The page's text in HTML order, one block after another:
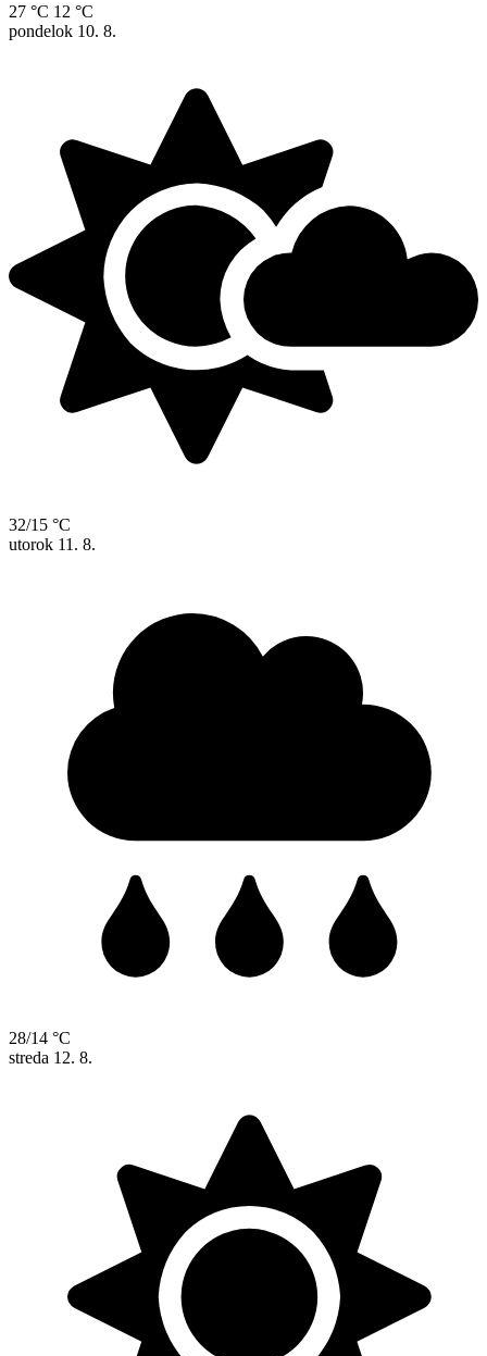
27 °C 12 °C
pondelok 10. 8.
32/15 °C
utorok 11. 8.
28/14 °C
streda 12. 8.